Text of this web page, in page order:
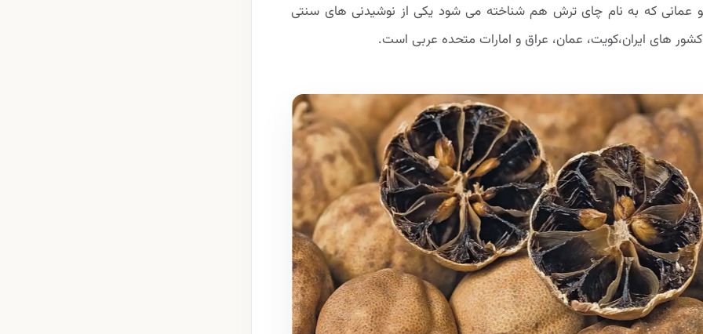
عمانی که به نام چای ترش هم شناخته می شود یکی از نوشیدنی های سنتی
کشور های ایران،کویت، عمان، عراق و امارات متحده عربی است.